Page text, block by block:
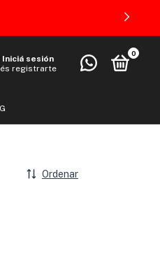
Iniciá sesión
registrarte
0
Ordenar